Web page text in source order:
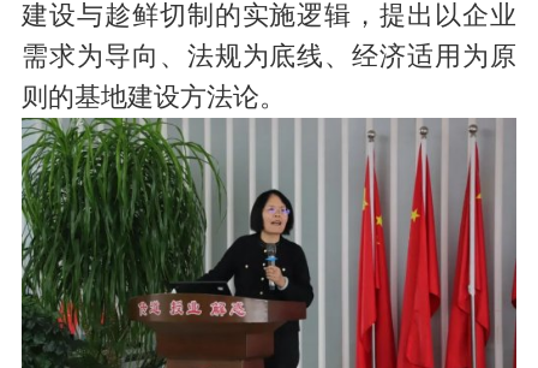
建设与趁鲜切制的实施逻辑，提出以企业
需求为导向、法规为底线、经济适用为原
则的基地建设方法论。